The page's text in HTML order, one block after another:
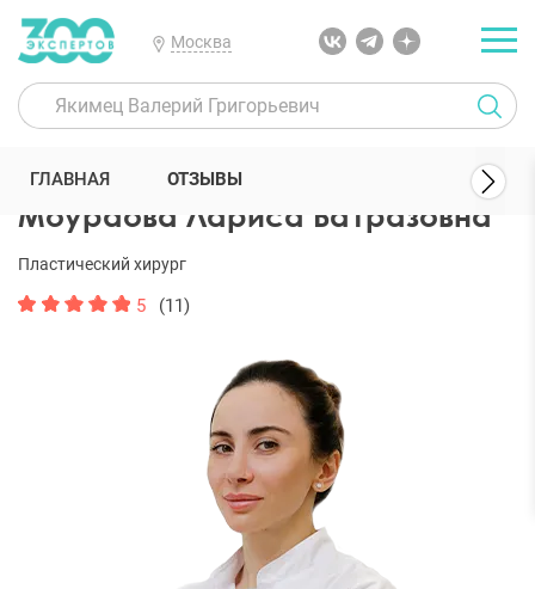
Москва
300 Экспертов Пластические хирурги Моураова Лариса
Моураова Лариса Батразовна
Пластический хирург
5 (11)
ГЛАВНАЯ ОТЗЫВЫ